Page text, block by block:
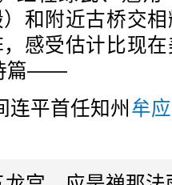
）和附近古桥交
，感受估计比现
诗篇——
平首任知州 牟